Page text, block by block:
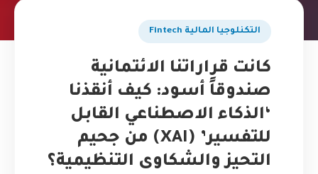
التكنلوجيا المالية Fintech
كانت قراراتنا الائتمانية
صندوقاً أسود: كيف أنقذنا
‘الذكاء الاصطناعي القابل
للتفسير’ (XAI) من جحيم
التحيز والشكاوى التنظيمية؟